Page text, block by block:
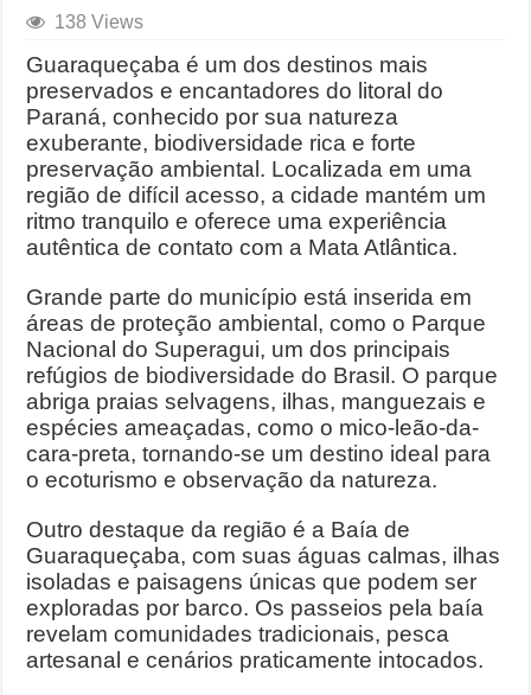
138 Views
Guaraqueçaba é um dos destinos mais
preservados e encantadores do litoral do
Paraná, conhecido por sua natureza
exuberante, biodiversidade rica e forte
preservação ambiental. Localizada em uma
região de difícil acesso, a cidade mantém um
ritmo tranquilo e oferece uma experiência
autêntica de contato com a Mata Atlântica.
Grande parte do município está inserida em
áreas de proteção ambiental, como o Parque
Nacional do Superagui, um dos principais
refúgios de biodiversidade do Brasil. O parque
abriga praias selvagens, ilhas, manguezais e
espécies ameaçadas, como o mico-leão-da-
cara-preta, tornando-se um destino ideal para
o ecoturismo e observação da natureza.
Outro destaque da região é a Baía de
Guaraqueçaba, com suas águas calmas, ilhas
isoladas e paisagens únicas que podem ser
exploradas por barco. Os passeios pela baía
revelam comunidades tradicionais, pesca
artesanal e cenários praticamente intocados.